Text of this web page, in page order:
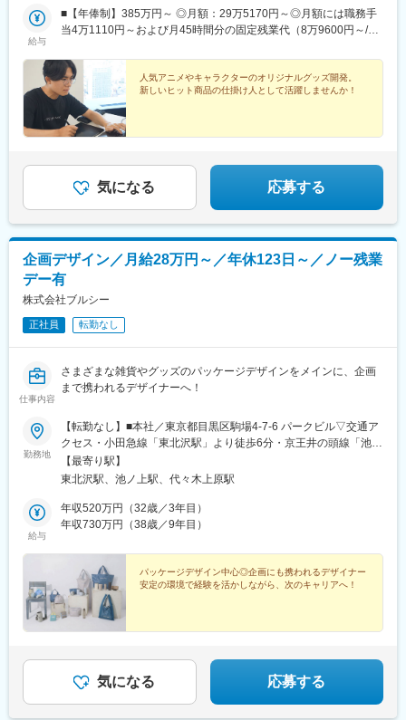
す。※受動喫煙対策：屋内全面禁煙
給与
■【年俸制】385万円～ ◎月額：29万5170円～◎月額には職務手
当4万1110円～および月45時間分の固定残業代（8万9600円～/
年俸額を決定します。※年俸額は月額12カ月分＋賞与（年2回）の
金額です。
人気アニメやキャラクターのオリジナルグッズ開発。
新しいヒット商品の仕掛け人として活躍しませんか！
気になる 応募する
企画デザイン／月給28万円～／年休123日～／ノー残業
デー有
株式会社ブルシー
正社員 転勤なし
仕事内容
さまざまな雑貨やグッズのパッケージデザインをメインに、企画
まで携われるデザイナーへ！
勤務地
【転勤なし】■本社／東京都目黒区駒場4-7-6 パークビル▽交通ア
クセス・小田急線「東北沢駅」より徒歩6分・京王井の頭線「池ノ
上駅」より徒歩8分・小田急線/東京メトロ千代田線「代々木上原
駅」より徒歩9分※受動喫煙防止対策あり：敷地内全面禁煙
【最寄り駅】
東北沢駅、池ノ上駅、代々木上原駅
給与
年収520万円（32歳／3年目）
年収730万円（38歳／9年目）
パッケージデザイン中心◎企画にも携われるデザイナー
安定の環境で経験を活かしながら、次のキャリアへ！
気になる 応募する